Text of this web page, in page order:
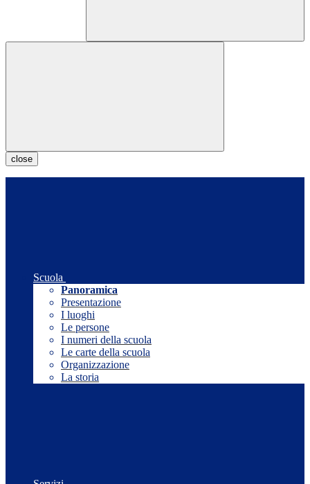
close
Scuola
Panoramica
Presentazione
I luoghi
Le persone
I numeri della scuola
Le carte della scuola
Organizzazione
La storia